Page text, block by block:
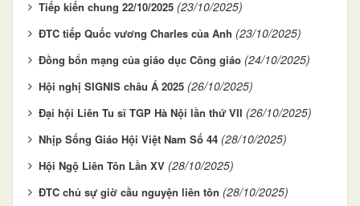
Tiếp kiến chung 22/10/2025 (23/10/2025)
ĐTC tiếp Quốc vương Charles của Anh (23/10/2025)
Đồng bổn mạng của giáo dục Công giáo (24/10/2025)
Hội nghị SIGNIS châu Á 2025 (26/10/2025)
Đại hội Liên Tu sĩ TGP Hà Nội lần thứ VII (26/10/2025)
Nhịp Sống Giáo Hội Việt Nam Số 44 (28/10/2025)
Hội Ngộ Liên Tôn Lần XV (28/10/2025)
ĐTC chủ sự giờ cầu nguyện liên tôn (28/10/2025)